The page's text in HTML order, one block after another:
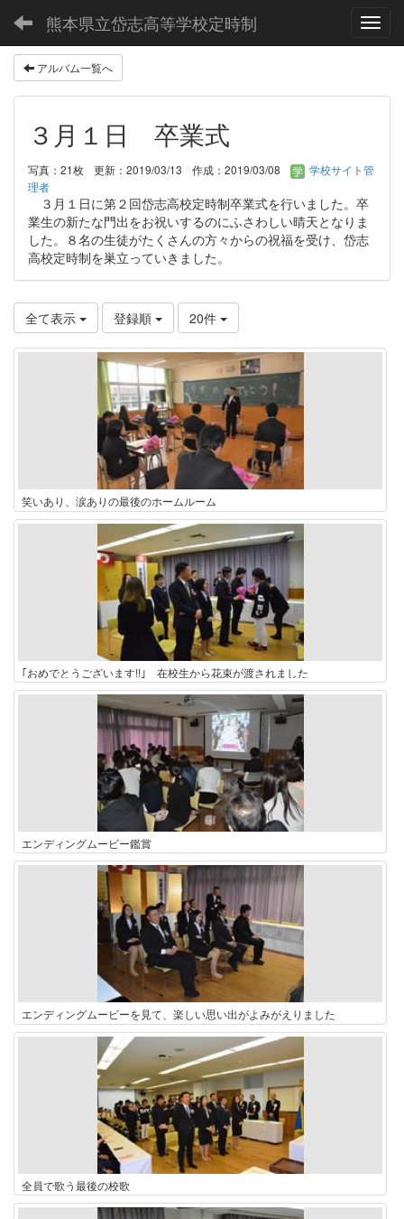
熊本県立岱志高等学校定時制
アルバム一覧へ
３月１日 卒業式
写真：21枚 更新：2019/03/13 作成：2019/03/08
学校サイト管
理者
３月１日に第２回岱志高校定時制卒業式を行いました。卒
業生の新たな門出をお祝いするのにふさわしい晴天となりま
した。８名の生徒がたくさんの方々からの祝福を受け、岱志
高校定時制を巣立っていきました。
全て表示 登録順 20件
笑いあり、涙ありの最後のホームルーム
｢おめでとうございます!!｣ 在校生から花束が渡されました
エンディングムービー鑑賞
エンディングムービーを見て、楽しい思い出がよみがえりました
全員で歌う最後の校歌